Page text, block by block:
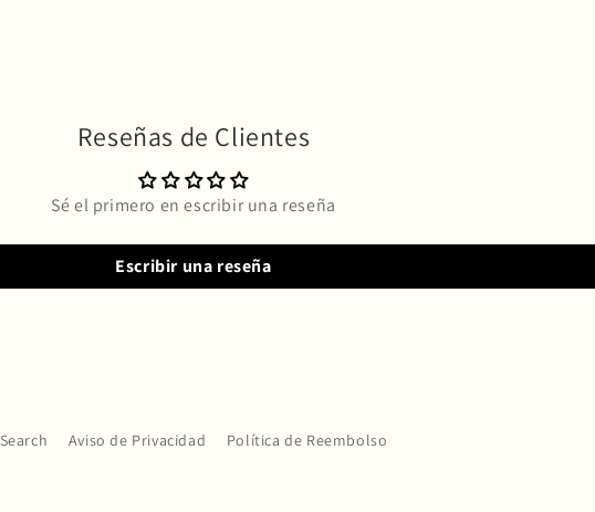
Reseñas de Clientes
Sé el primero en escribir una reseña
Escribir una reseña
Search Aviso de Privacidad Política de Reembolso